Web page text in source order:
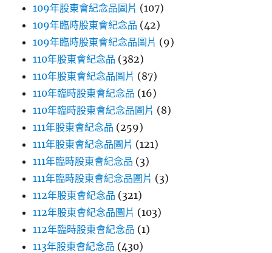
109年股東會紀念品圖片 (107)
109年臨時股東會紀念品 (42)
109年臨時股東會紀念品圖片 (9)
110年股東會紀念品 (382)
110年股東會紀念品圖片 (87)
110年臨時股東會紀念品 (16)
110年臨時股東會紀念品圖片 (8)
111年股東會紀念品 (259)
111年股東會紀念品圖片 (121)
111年臨時股東會紀念品 (3)
111年臨時股東會紀念品圖片 (3)
112年股東會紀念品 (321)
112年股東會紀念品圖片 (103)
112年臨時股東會紀念品 (1)
113年股東會紀念品 (430)